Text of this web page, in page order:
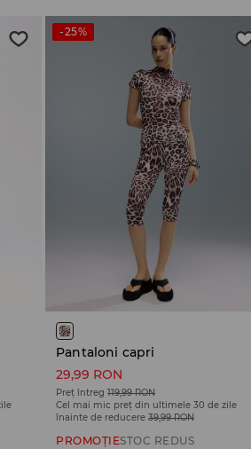
-25%
Pantaloni capri
29,99 RON
Preț întreg 119,99 RON
Cel mai mic preț din ultimele 30 de zile
înainte de reducere 39,99 RON
PROMOȚIESTOC REDUS